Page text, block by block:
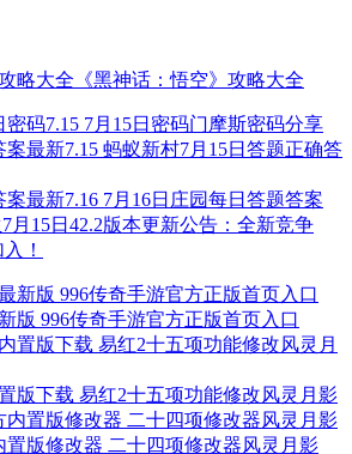
《黑神话：悟空》攻略大全
码7.15 7月15日密码门摩斯密码分享
最新7.15 蚂蚁新村7月15日答题正确答
最新7.16 7月16日庄园每日答题答案
月15日42.2版本更新公告：全新竞争
！
版 996传奇手游官方正版首页入口
版下载 易红2十五项功能修改风灵月影
置版修改器 二十四项修改器风灵月影